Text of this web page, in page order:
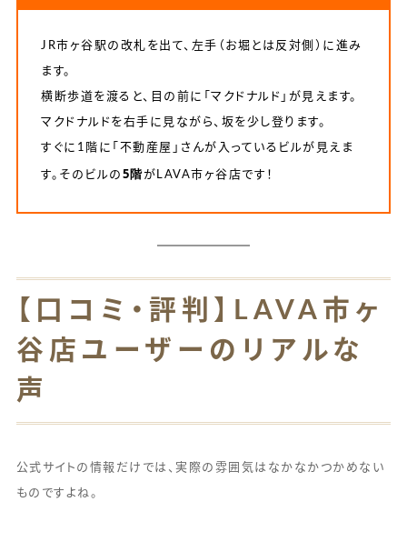
JR市ヶ谷駅の改札を出て、左手（お堀とは反対側）に進み
ます。
横断歩道を渡ると、目の前に「マクドナルド」が見えます。
マクドナルドを右手に見ながら、坂を少し登ります。
すぐに1階に「不動産屋」さんが入っているビルが見えま
す。そのビルの 5階がLAVA市ヶ谷店です！
【口コミ・評判】LAVA市ヶ
谷店ユーザーのリアルな
声
公式サイトの情報だけでは、実際の雰囲気はなかなかつかめない
ものですよね。